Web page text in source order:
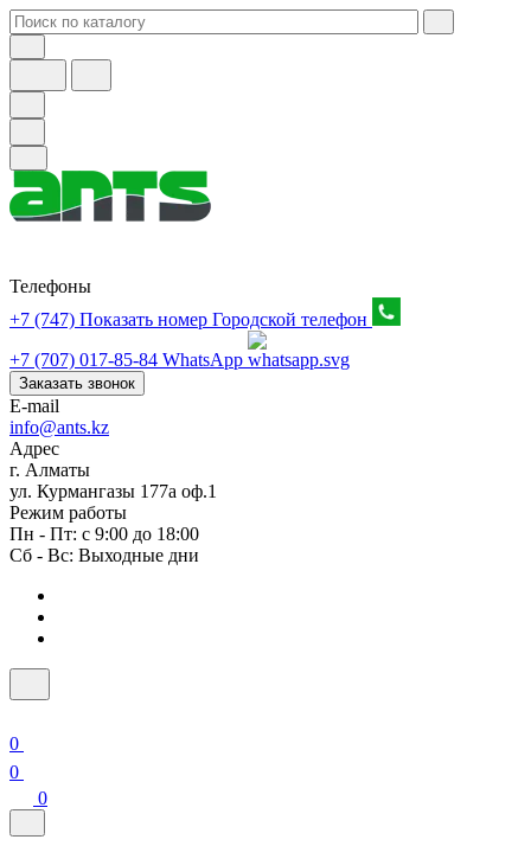
Телефоны
+7 (747) Показать номер Городской телефон
+7 (707) 017-85-84 WhatsApp
Заказать звонок
E-mail
info@ants.kz
Адрес
г. Алматы
ул. Курмангазы 177а оф.1
Режим работы
Пн - Пт: с 9:00 до 18:00
Сб - Вс: Выходные дни
0
0
0